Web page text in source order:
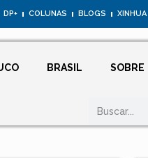
DP+ COLUNAS BLOGS XINHUA
BRASIL SOBRE